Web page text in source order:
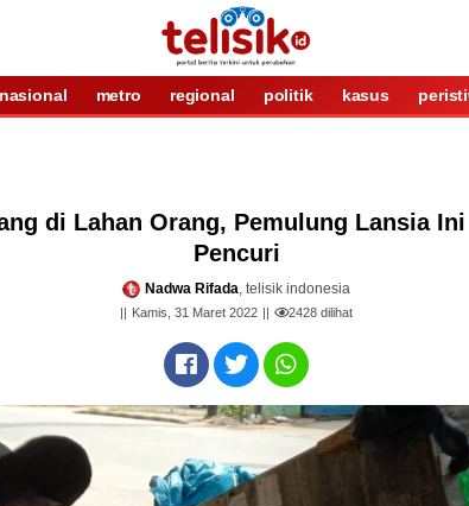
metro regional politik kasus
di Lahan Orang, Pemulung Lansia
Pencuri
Nadwa Rifada, telisik indonesia
Kamis, 31 Maret 2022 2428 dilihat